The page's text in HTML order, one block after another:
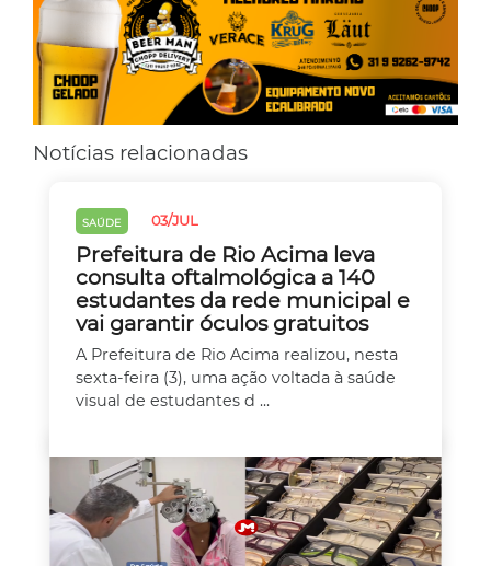
Notícias relacionadas
SAÚDE 03/JUL
Prefeitura de Rio Acima leva
consulta oftalmológica a 140
estudantes da rede municipal e
vai garantir óculos gratuitos
A Prefeitura de Rio Acima realizou, nesta
sexta-feira (3), uma ação voltada à saúde
visual de estudantes d ...